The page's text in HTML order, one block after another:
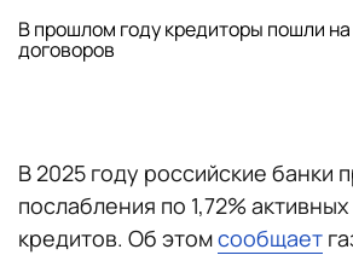
В прошлом году кредиторы пошли на
договоров
В 2025 году российские банки
послабления по 1,72%
кредитов. Об этомсообщает